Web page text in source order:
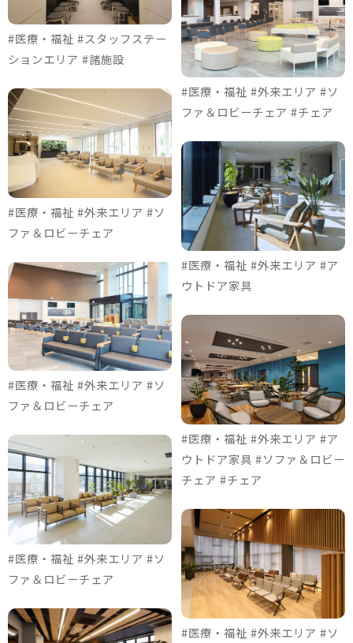
#医療・福祉 #スタッフステー
ションエリア #諸施設
#医療・福祉 #外来エリア #ソ
ファ＆ロビーチェア
#医療・福祉 #外来エリア #ソ
ファ＆ロビーチェア
#医療・福祉 #外来エリア #ソ
ファ＆ロビーチェア
#医療・福祉 #外来エリア #ソ
ファ＆ロビーチェア #チェア
#医療・福祉 #外来エリア #ア
ウトドア家具
#医療・福祉 #外来エリア #ア
ウトドア家具 #ソファ＆ロビー
チェア #チェア
#医療・福祉 #外来エリア #ソ